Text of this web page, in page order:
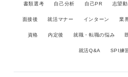
書類選考 自己分析 自己PR 志望
面接後 就活マナー インターン 業
資格 内定後 就職・転職の悩み
就活Q&A SPI練